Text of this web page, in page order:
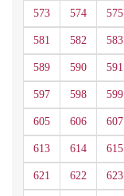
573 574 575
581 582 583
589 590 591
597 598 599
605 606 607
613 614 615
621 622 623